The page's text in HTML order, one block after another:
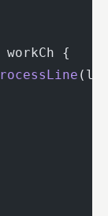
workCh {